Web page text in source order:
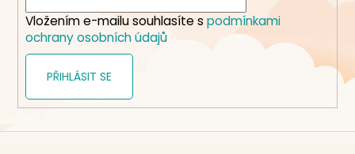
Vložením e-mailu souhlasíte s podmínkami
ochrany osobních údajů
PŘIHLÁSIT SE